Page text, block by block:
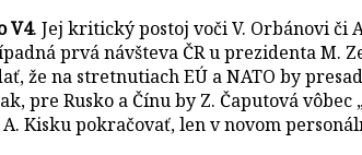
V4. Jej kritický postoj voči V. Orbánovi či
prvá návšteva ČR u prezidenta M.
že na stretnutiach EÚ a NATO by
pre Rusko a Čínu by Z. Čaputová
Kisku pokračovať, len v novom